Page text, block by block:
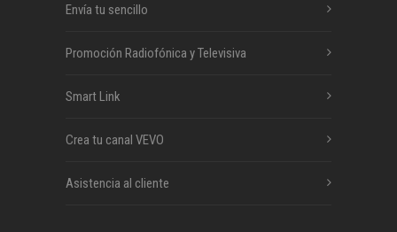
Envía tu sencillo
Promoción Radiofónica y Televisiva
Smart Link
Crea tu canal VEVO
Asistencia al cliente